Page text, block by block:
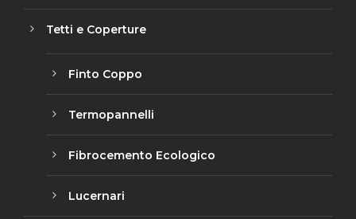
Tetti e Coperture
Finto Coppo
Termopannelli
Fibrocemento Ecologico
Lucernari